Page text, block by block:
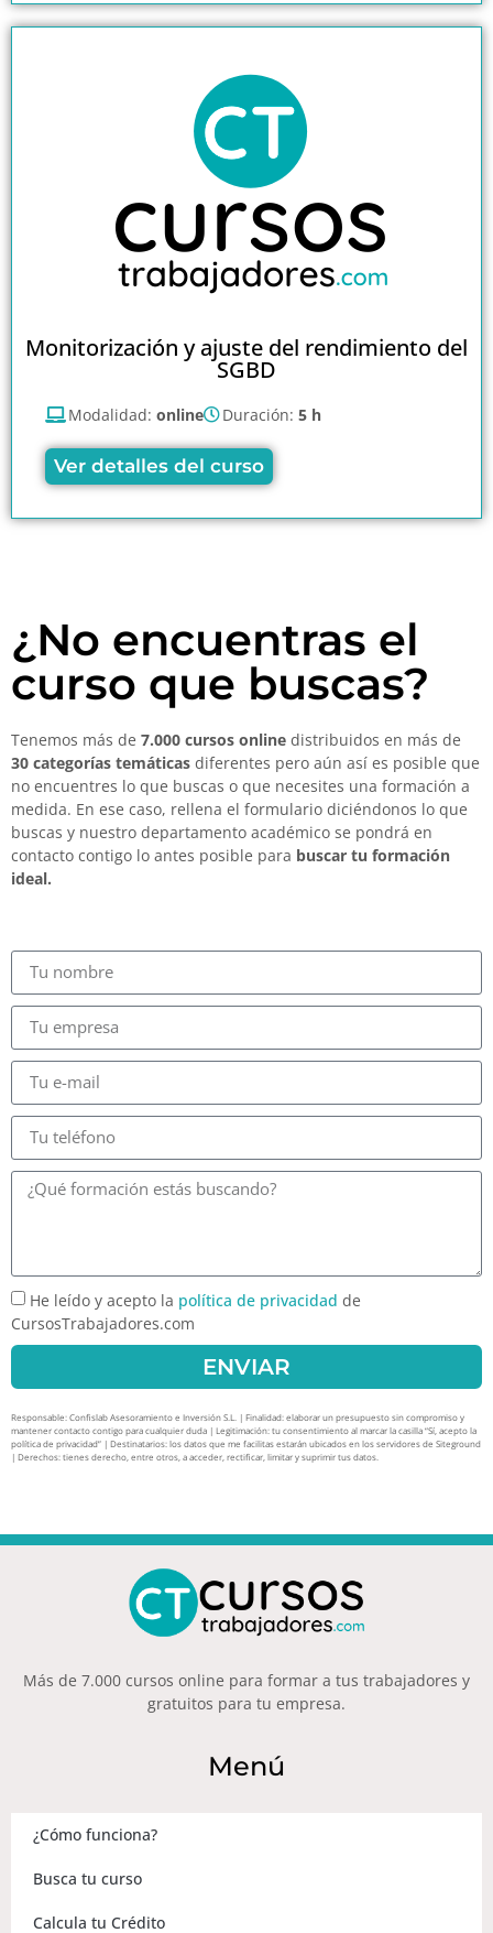
Monitorización y ajuste del rendimiento del
SGBD
Modalidad: online Duración: 5 h
Ver detalles del curso
¿No encuentras el
curso que buscas?
Tenemos más de 7.000 cursos online distribuidos en más de
30 categorías temáticas diferentes pero aún así es posible que
no encuentres lo que buscas o que necesites una formación a
medida. En ese caso, rellena el formulario diciéndonos lo que
buscas y nuestro departamento académico se pondrá en
contacto contigo lo antes posible para buscar tu formación
ideal.
He leído y acepto la política de privacidad de
CursosTrabajadores.com
ENVIAR
Responsable: Confislab Asesoramiento e Inversión S.L. | Finalidad: elaborar un presupuesto sin compromiso y
mantener contacto contigo para cualquier duda | Legitimación: tu consentimiento al marcar la casilla “Sí, acepto la
política de privacidad” | Destinatarios: los datos que me facilitas estarán ubicados en los servidores de Siteground
| Derechos: tienes derecho, entre otros, a acceder, rectificar, limitar y suprimir tus datos.
Más de 7.000 cursos online para formar a tus trabajadores y
gratuitos para tu empresa.
Menú
¿Cómo funciona?
Busca tu curso
Calcula tu Crédito